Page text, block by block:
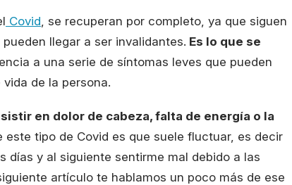
Covid , se recuperan por completo, ya que siguen
llegar a ser invalidantes. Es lo que se
a una serie de síntomas leves que pueden
de la persona.
en dolor de cabeza, falta de energía o la
tipo de Covid es que suele fluctuar, es decir
días y al siguiente sentirme mal debido a las
artículo te hablamos un poco más de ese